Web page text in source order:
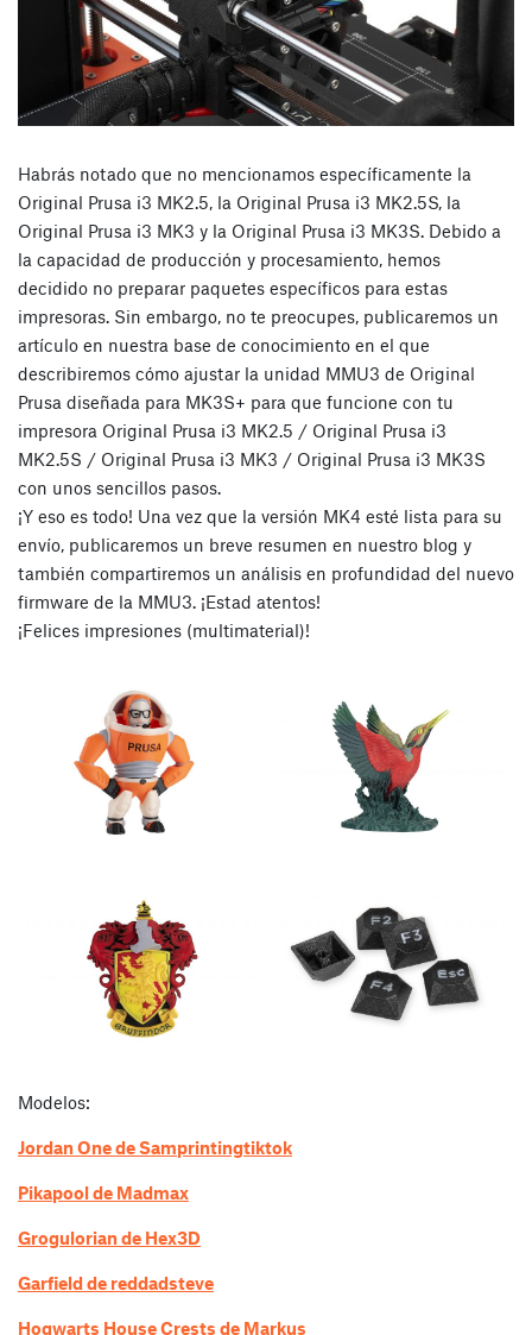
Habrás notado que no mencionamos específicamente la
Original Prusa i3 MK2.5, la Original Prusa i3 MK2.5S, la
Original Prusa i3 MK3 y la Original Prusa i3 MK3S. Debido a
la capacidad de producción y procesamiento, hemos
decidido no preparar paquetes específicos para estas
impresoras. Sin embargo, no te preocupes, publicaremos un
artículo en nuestra base de conocimiento en el que
describiremos cómo ajustar la unidad MMU3 de Original
Prusa diseñada para MK3S+ para que funcione con tu
impresora Original Prusa i3 MK2.5 / Original Prusa i3
MK2.5S / Original Prusa i3 MK3 / Original Prusa i3 MK3S
con unos sencillos pasos.
¡Y eso es todo! Una vez que la versión MK4 esté lista para su
envío, publicaremos un breve resumen en nuestro blog y
también compartiremos un análisis en profundidad del nuevo
firmware de la MMU3. ¡Estad atentos!
¡Felices impresiones (multimaterial)!
Modelos:
Jordan One de Samprintingtiktok
Pikapool de Madmax
Grogulorian de Hex3D
Garfield de reddadsteve
Hogwarts House Crests de Markus